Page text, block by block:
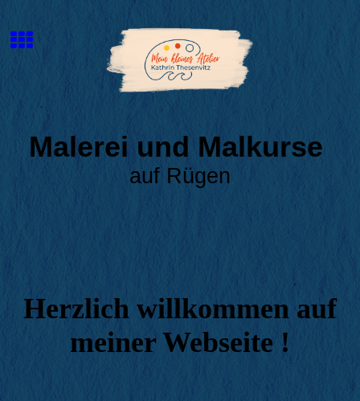
Malerei und Malkurse
auf Rügen
Herzlich willkommen auf
meiner Webseite !